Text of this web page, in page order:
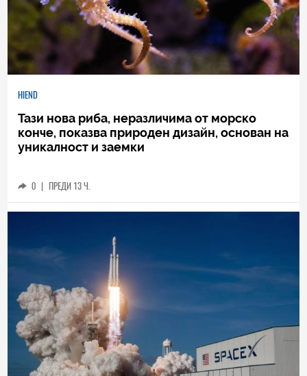
HIEND
Тази нова риба, неразличима от морско
конче, показва природен дизайн, основан на
уникалност и заемки
0 | ПРЕДИ 13 Ч.